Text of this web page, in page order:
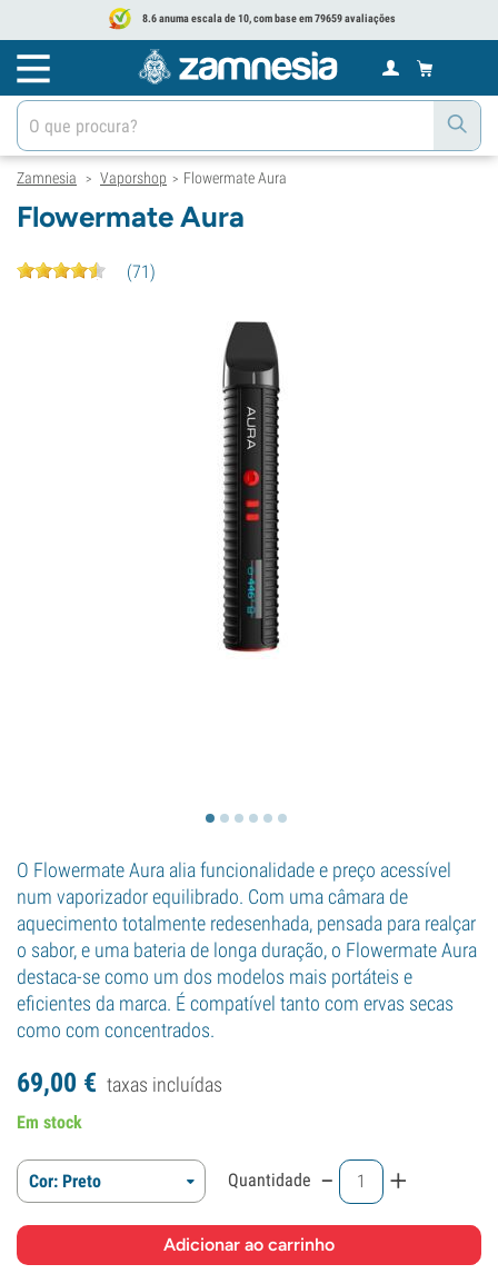
8.6 anuma escala de 10, com base em 79659 avaliações
Zamnesia > Vaporshop > Flowermate Aura
Flowermate Aura
(71)
O Flowermate Aura alia funcionalidade e preço acessível
num vaporizador equilibrado. Com uma câmara de
aquecimento totalmente redesenhada, pensada para realçar
o sabor, e uma bateria de longa duração, o Flowermate Aura
destaca-se como um dos modelos mais portáteis e
eficientes da marca. É compatível tanto com ervas secas
como com concentrados.
69,00 € taxas incluídas
Em stock
Cor: Preto Quantidade - +